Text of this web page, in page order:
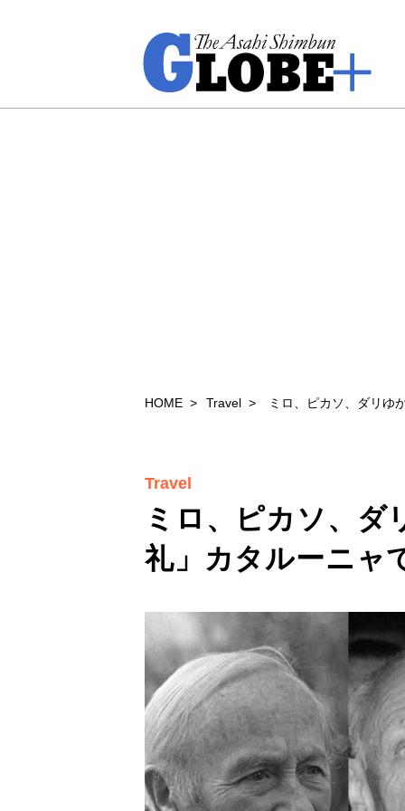
HOME Travel ミロ、ピカソ、ダリゆ
ミロ、ピカソ、ダ
礼」カタルーニャ
Travel